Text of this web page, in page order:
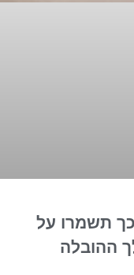
תשמרו על
ההובלה